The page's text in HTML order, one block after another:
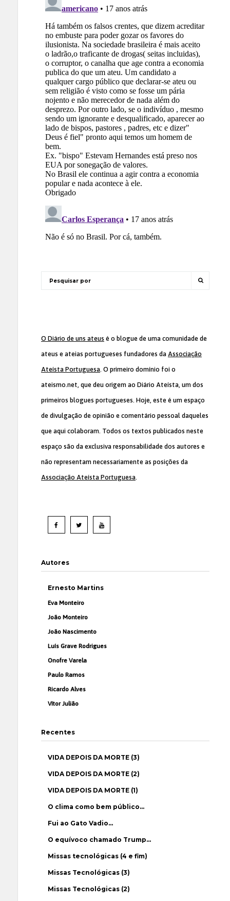
O Diário de uns ateus é o blogue de uma comunidade de
ateus e ateias portugueses fundadores da Associação
Ateísta Portuguesa. O primeiro domínio foi o
ateismo.net, que deu origem ao Diário Ateísta, um dos
primeiros blogues portugueses. Hoje, este é um espaço
de divulgação de opinião e comentário pessoal daqueles
que aqui colaboram. Todos os textos publicados neste
espaço são da exclusiva responsabilidade dos autores e
não representam necessariamente as posições da
Associação Ateísta Portuguesa.
Autores
Ernesto Martins
Eva Monteiro
João Monteiro
João Nascimento
Luís Grave Rodrigues
Onofre Varela
Paulo Ramos
Ricardo Alves
Vítor Julião
Recentes
VIDA DEPOIS DA MORTE (3)
VIDA DEPOIS DA MORTE (2)
VIDA DEPOIS DA MORTE (1)
O clima como bem público…
Fui ao Gato Vadio…
O equívoco chamado Trump…
Missas tecnológicas (4 e fim)
Missas Tecnológicas (3)
Missas Tecnológicas (2)